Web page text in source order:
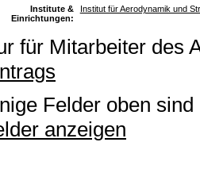
Institute &
Einrichtungen:
Institut für Aerodynamik und
für Mitarbeiter des
Felder oben
anzeigen